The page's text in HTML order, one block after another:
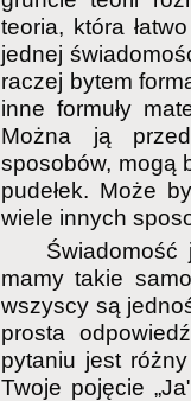
teoria, która
jednej
raczej bytem
inne formuły
Można ją
sposobów, mogą
pudełek. Może
wiele innych
mamy takie
wszyscy są
prosta
pytaniu jest
Twoje pojęcie